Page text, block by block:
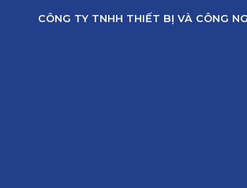
CÔNG TY TNHH THIẾT BỊ VÀ CÔNG